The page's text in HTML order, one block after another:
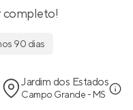
completo!
90 dias
Jardim dos Estados
Campo Grande - MS